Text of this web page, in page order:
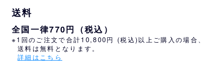
送料
全国一律770円（税込）
※1回のご注文で合計10,800円 (税込)以上ご購入の場合、
送料は無料となります。
詳細はこちら